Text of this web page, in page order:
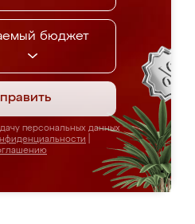
бюджет
персональных данных